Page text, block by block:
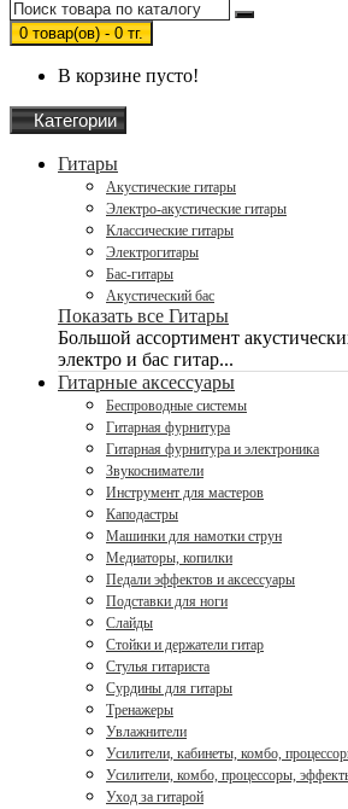
0 товар(ов) - 0 тг.
В корзине пусто!
Категории
Гитары
Акустические гитары
Электро-акустические гитары
Классические гитары
Электрогитары
Бас-гитары
Акустический бас
Показать все Гитары
Большой ассортимент
электро и бас гитар...
Гитарные аксессуары
Беспроводные системы
Гитарная фурнитура
Гитарная фурнитура и электроника
Звукосниматели
Инструмент для мастеров
Каподастры
Машинки для намотки струн
Медиаторы, копилки
Педали эффектов и аксессуары
Подставки для ноги
Слайды
Стойки и держатели гитар
Стулья гитариста
Сурдины для гитары
Тренажеры
Увлажнители
Усилители, кабинеты, комбо,
Усилители, комбо, процессоры,
Уход за гитарой